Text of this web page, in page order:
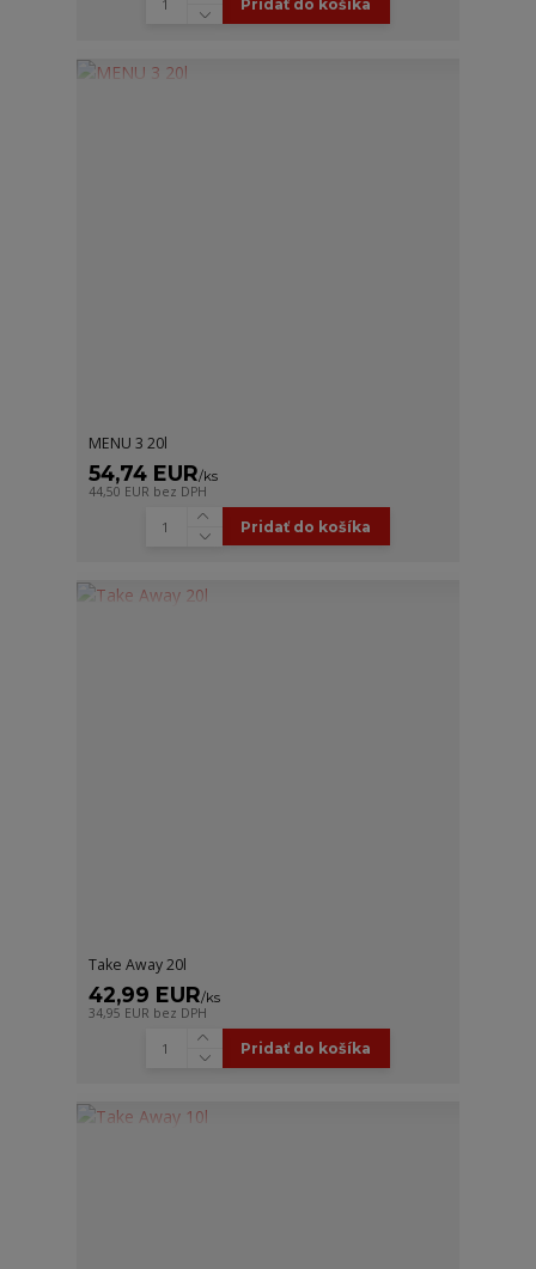
Pridať do košíka
MENU 3 20l
54,74 EUR/ks
44,50 EUR bez DPH
Pridať do košíka
Take Away 20l
42,99 EUR/ks
34,95 EUR bez DPH
Pridať do košíka